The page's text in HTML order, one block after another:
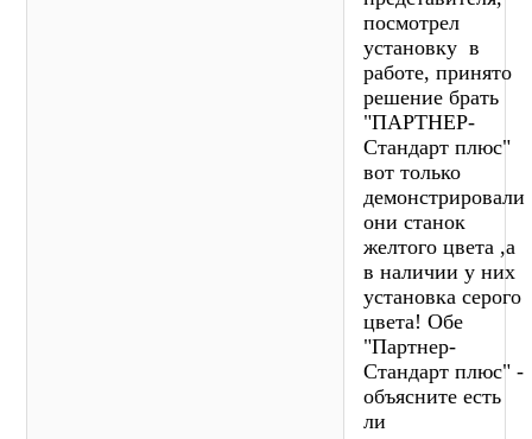
посмотрел
установку в
работе, принято
решение брать
"ПАРТНЕР-
Стандарт плюс"
вот только
демонстрировали
они станок
желтого цвета ,а
в наличии у них
установка серого
цвета! Обе
"Партнер-
Стандарт плюс" -
объясните есть
ли